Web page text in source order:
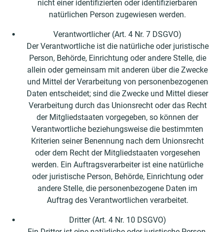
nicht einer identifizierten oder identifizierbaren
natürlichen Person zugewiesen werden.
Verantwortlicher (Art. 4 Nr. 7 DSGVO)
Der Verantwortliche ist die natürliche oder juristische
Person, Behörde, Einrichtung oder andere Stelle, die
allein oder gemeinsam mit anderen über die Zwecke
und Mittel der Verarbeitung von personenbezogenen
Daten entscheidet; sind die Zwecke und Mittel dieser
Verarbeitung durch das Unionsrecht oder das Recht
der Mitgliedstaaten vorgegeben, so können der
Verantwortliche beziehungsweise die bestimmten
Kriterien seiner Benennung nach dem Unionsrecht
oder dem Recht der Mitgliedstaaten vorgesehen
werden. Ein Auftragsverarbeiter ist eine natürliche
oder juristische Person, Behörde, Einrichtung oder
andere Stelle, die personenbezogene Daten im
Auftrag des Verantwortlichen verarbeitet.
Dritter (Art. 4 Nr. 10 DSGVO)